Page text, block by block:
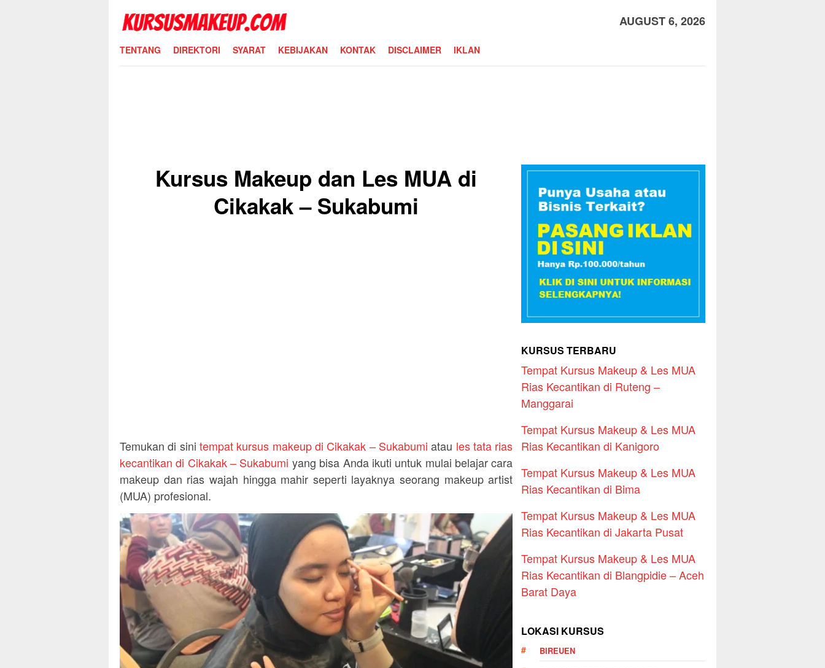
AUGUST 6, 2026
TENTANG DIREKTORI SYARAT KEBIJAKAN KONTAK DISCLAIMER IKLAN
Kursus Makeup dan Les MUA di
Cikakak – Sukabumi
Temukan di sinitempat kursus makeup di Cikakak – Sukabumi atau les tata rias
kecantikan di Cikakak – Sukabumi yang bisa Anda ikuti untuk mulai belajar cara
makeup dan rias wajah hingga mahir seperti layaknya seorang makeup artist
(MUA) profesional.
KURSUS TERBARU
Tempat Kursus Makeup & Les MUA
Rias Kecantikan di Ruteng –
Manggarai
Tempat Kursus Makeup & Les MUA
Rias Kecantikan di Kanigoro
Tempat Kursus Makeup & Les MUA
Rias Kecantikan di Bima
Tempat Kursus Makeup & Les MUA
Rias Kecantikan di Jakarta Pusat
Tempat Kursus Makeup & Les MUA
Rias Kecantikan di Blangpidie – Aceh
Barat Daya
LOKASI KURSUS
BIREUEN